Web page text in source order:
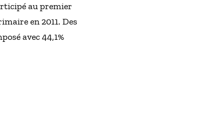
au premier
en 2011. Des
avec 44,1%